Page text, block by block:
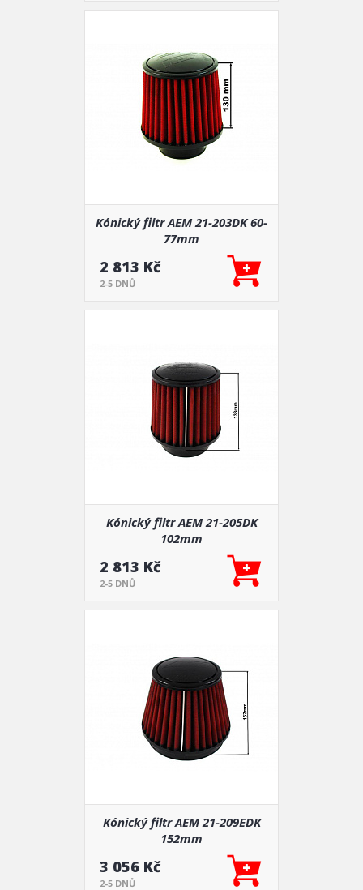
Kónický filtr AEM 21-203DK 60-
77mm
2 813 Kč
2-5 DNŮ
Kónický filtr AEM 21-205DK
102mm
2 813 Kč
2-5 DNŮ
Kónický filtr AEM 21-209EDK
152mm
3 056 Kč
2-5 DNŮ